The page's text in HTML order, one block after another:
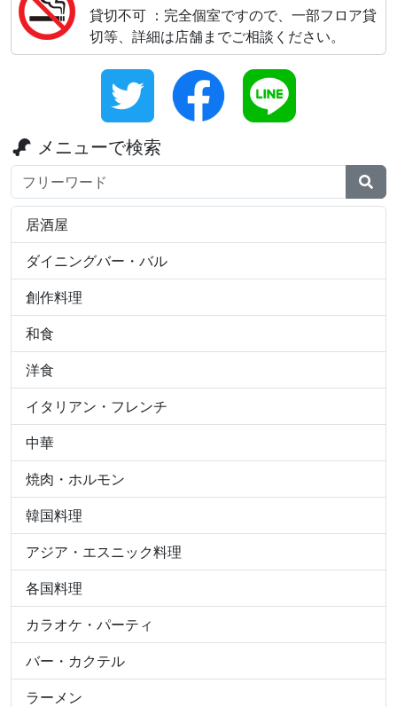
貸切不可 ：完全個室ですので、一部フロア貸
切等、詳細は店舗までご相談ください。
メニューで検索
検索ワード
居酒屋
ダイニングバー・バル
創作料理
和食
洋食
イタリアン・フレンチ
中華
焼肉・ホルモン
韓国料理
アジア・エスニック料理
各国料理
カラオケ・パーティ
バー・カクテル
ラーメン